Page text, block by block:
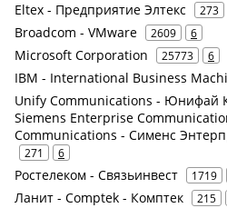
Eltex - Предприятие Элтекс 273
Broadcom - VMware 2609 6
Microsoft Corporation 25773 6
IBM - International Business
Unify Communications - Юнифай
Siemens Enterprise
Communications - Сименс
271 6
Ростелеком - Связьинвест 1719
Ланит - Comptek - Комптек 215